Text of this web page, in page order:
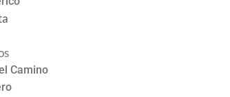
Camino